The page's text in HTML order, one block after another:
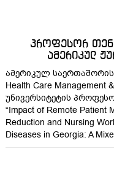
პროფესორ
ამერიკულ
ამერიკულ
Health Care Management
უნივერსიტეტის
“Impact of Remote Patient
Reduction and Nursing
Diseases in Georgia: A